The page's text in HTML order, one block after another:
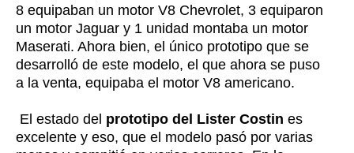
8 equipaban un motor V8 Chevrolet, 3 equiparon
un motor Jaguar y 1 unidad montaba un motor
Maserati. Ahora bien, el único prototipo que se
desarrolló de este modelo, el que ahora se puso
a la venta, equipaba el motor V8 americano.
El estado del prototipo del Lister Costin es
excelente y eso, que el modelo pasó por varias